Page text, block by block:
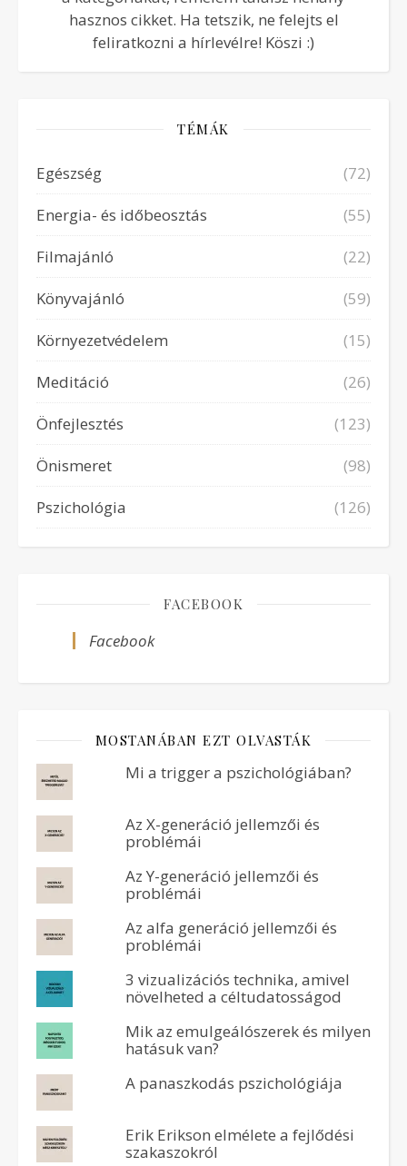
hasznos cikket. Ha tetszik, ne felejts el
feliratkozni a hírlevélre! Köszi :)
TÉMÁK
Egészség
(72)
Energia- és időbeosztás
(55)
Filmajánló
(22)
Könyvajánló
(59)
Környezetvédelem
(15)
Meditáció
(26)
Önfejlesztés
(123)
Önismeret
(98)
Pszichológia
(126)
FACEBOOK
Facebook
MOSTANÁBAN EZT OLVASTÁK
Mi a trigger a pszichológiában?
Az X-generáció jellemzői és
problémái
Az Y-generáció jellemzői és
problémái
Az alfa generáció jellemzői és
problémái
3 vizualizációs technika, amivel
növelheted a céltudatosságod
Mik az emulgeálószerek és milyen
hatásuk van?
A panaszkodás pszichológiája
Erik Erikson elmélete a fejlődési
szakaszokról